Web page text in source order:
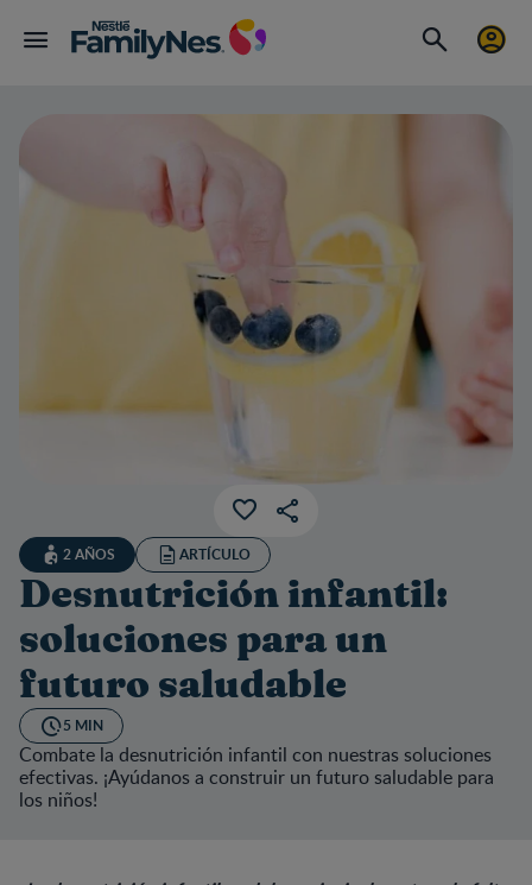
2 AÑOS ARTÍCULO
Desnutrición infantil:
soluciones para un
futuro saludable
5 MIN
Combate la desnutrición infantil con nuestras soluciones
efectivas. ¡Ayúdanos a construir un futuro saludable para
los niños!